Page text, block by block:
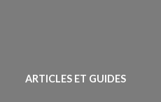
ARTICLES ET GUIDES